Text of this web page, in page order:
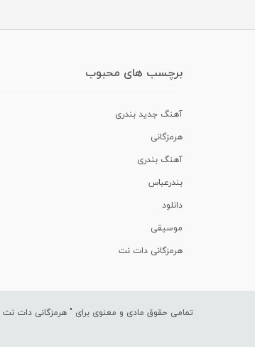
برچسب های محبوب
آهنگ جدید بندری
هرمزگانی
آهنگ بندری
بندرعباس
دانلود
موسیقی
هرمزگانی دات نت
تمامی حقوق مادی و معنوی برای " هرمزگانی دات نت